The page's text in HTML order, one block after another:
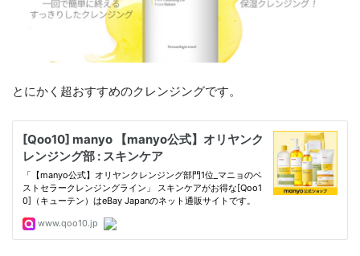
とにかく超おすすめのクレンジングです。